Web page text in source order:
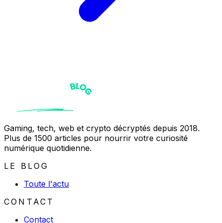
Gaming, tech, web et crypto décryptés depuis 2018.
Plus de 1500 articles pour nourrir votre curiosité
numérique quotidienne.
LE BLOG
Toute l'actu
CONTACT
Contact